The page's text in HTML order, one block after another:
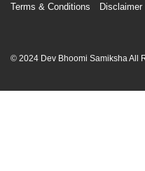
Terms & Conditions
Disclaimer
© 2024 Dev Bhoomi Samiksha All